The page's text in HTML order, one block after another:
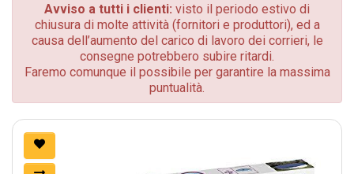
Avviso a tutti i clienti: visto il periodo estivo di
chiusura di molte attività (fornitori e produttori), ed a
causa dell’aumento del carico di lavoro dei corrieri, le
consegne potrebbero subire ritardi.
Faremo comunque il possibile per garantire la massima
puntualità.